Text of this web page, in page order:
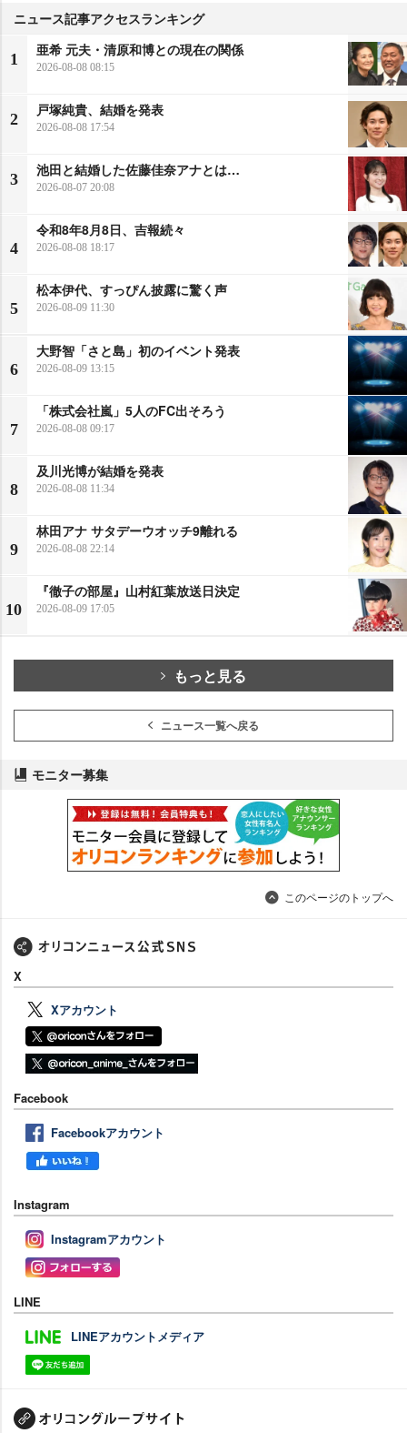
ニュース記事アクセスランキング
1
亜希 元夫・清原和博との現在の関係
2026-08-08 08:15
2
戸塚純貴、結婚を発表
2026-08-08 17:54
3
池田と結婚した佐藤佳奈アナとは…
2026-08-07 20:08
4
令和8年8月8日、吉報続々
2026-08-08 18:17
5
松本伊代、すっぴん披露に驚く声
2026-08-09 11:30
6
大野智「さと島」初のイベント発表
2026-08-09 13:15
7
「株式会社嵐」5人のFC出そろう
2026-08-08 09:17
8
及川光博が結婚を発表
2026-08-08 11:34
9
林田アナ サタデーウオッチ9離れる
2026-08-08 22:14
10
『徹子の部屋』山村紅葉放送日決定
2026-08-09 17:05
もっと見る
ニュース一覧へ戻る
モニター募集
このページのトップへ
X
Xアカウント
Facebook
Facebookアカウント
Instagram
Instagramアカウント
LINE
LINEアカウントメディア